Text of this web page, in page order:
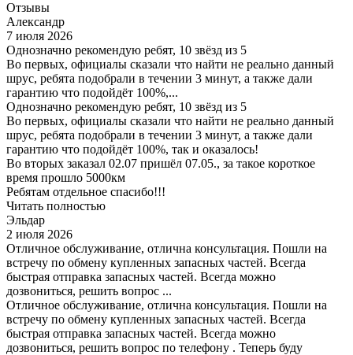
Отзывы
Александр
7 июля 2026
Однозначно рекомендую ребят, 10 звёзд из 5
Во первых, официалы сказали что найти не реально данный
шрус, ребята подобрали в течении 3 минут, а также дали
гарантию что подойдёт 100%,...
Однозначно рекомендую ребят, 10 звёзд из 5
Во первых, официалы сказали что найти не реально данный
шрус, ребята подобрали в течении 3 минут, а также дали
гарантию что подойдёт 100%, так и оказалось!
Во вторых заказал 02.07 пришёл 07.05., за такое короткое
время прошло 5000км
Ребятам отдельное спасибо!!!
Читать полностью
Эльдар
2 июля 2026
Отличное обслуживание, отлична консультация. Пошли на
встречу по обмену купленных запасных частей. Всегда
быстрая отправка запасных частей. Всегда можно
дозвониться, решить вопрос ...
Отличное обслуживание, отлична консультация. Пошли на
встречу по обмену купленных запасных частей. Всегда
быстрая отправка запасных частей. Всегда можно
дозвониться, решить вопрос по телефону . Теперь буду